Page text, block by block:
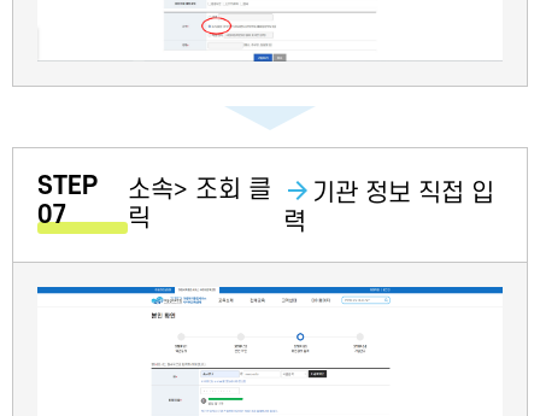
STEP
07
소속> 조회 클
릭
기관 정보 직접 입
력